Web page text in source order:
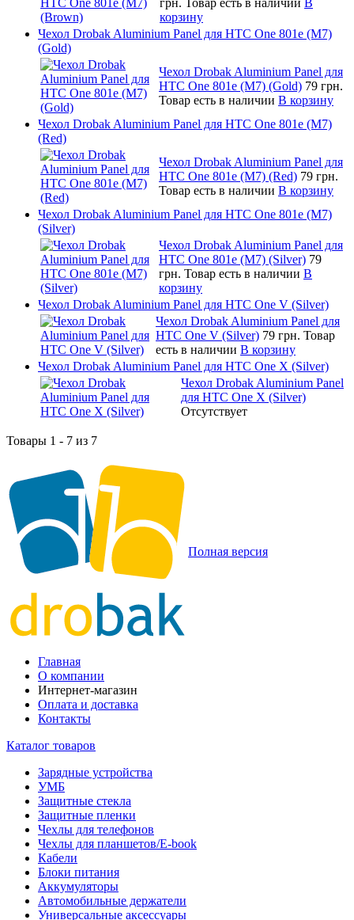
корзину
Чехол Drobak Aluminium Panel для HTC One 801e (M7)
(Gold)
Чехол Drobak Aluminium Panel для
HTC One 801e (M7) (Gold) 79 грн.
Товар есть в наличии В корзину
Чехол Drobak Aluminium Panel для HTC One 801e (M7)
(Red)
Чехол Drobak Aluminium Panel для
HTC One 801e (M7) (Red) 79 грн.
Товар есть в наличии В корзину
Чехол Drobak Aluminium Panel для HTC One 801e (M7)
(Silver)
Чехол Drobak Aluminium Panel для
HTC One 801e (M7) (Silver) 79
грн. Товар есть в наличии В
корзину
Чехол Drobak Aluminium Panel для HTC One V (Silver)
Чехол Drobak Aluminium Panel для
HTC One V (Silver) 79 грн. Товар
есть в наличии В корзину
Чехол Drobak Aluminium Panel для HTC One X (Silver)
Чехол Drobak Aluminium Panel
для HTC One X (Silver)
Отсутствует
Товары 1 - 7 из 7
Полная версия
Главная
О компании
Интернет-магазин
Оплата и доставка
Контакты
Каталог товаров
Зарядные устройства
УМБ
Защитные стекла
Защитные пленки
Чехлы для телефонов
Чехлы для планшетов/E-book
Кабели
Блоки питания
Аккумуляторы
Автомобильные держатели
Универсальные аксессуары